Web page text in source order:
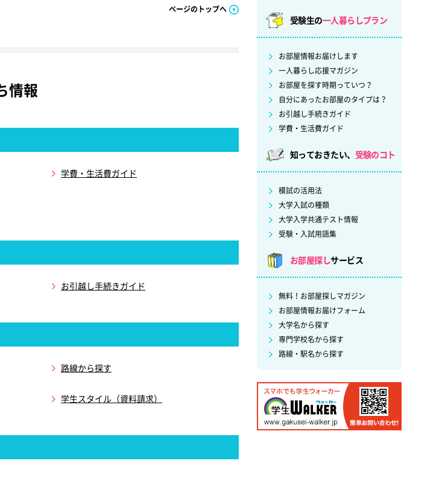
ページのトップへ
情報
学費・生活費ガイド
お引越し手続きガイド
路線から探す
学生スタイル（資料請求）
受験生の一人暮らしプラン
お部屋情報お届けします
一人暮らし応援マガジン
お部屋を探す時期っていつ？
自分にあったお部屋のタイプは？
お引越し手続きガイド
学費・生活費ガイド
知っておきたい、 受験のコト
模試の活用法
大学入試の種類
大学入学共通テスト情報
受験・入試用語集
お部屋探しサービス
無料！お部屋探しマガジン
お部屋情報お届けフォーム
大学名から探す
専門学校名から探す
路線・駅名から探す